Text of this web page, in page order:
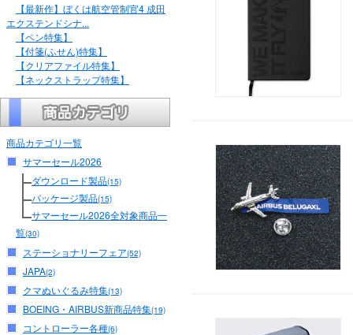
【最新作】ぼくは航空管制官4 成田
エクステンドシナ...
【ペン特集】
【付箋(ふせん)特集】
【クリアファイル特集】
【ネックストラップ特集】
商品カテゴリ一覧
サマーセール2026
ダウンロード製品(15)
パッケージ製品(15)
サマーセール2026全対象商品一
覧(30)
ステーショナリーフェア(52)
JAPA(2)
クマぬいぐるみ特集(13)
BOEING・AIRBUS新商品特集(19)
コントローラー各種(6)